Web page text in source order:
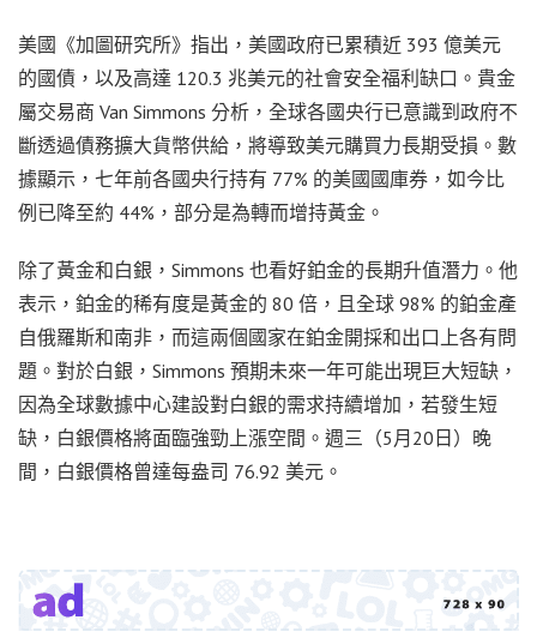
美國《加圖研究所》指出，美國政府已累積近 393 億美元
的國債，以及高達 120.3 兆美元的社會安全福利缺口。貴金
屬交易商 Van Simmons 分析，全球各國央行已意識到政府不
斷透過債務擴大貨幣供給，將導致美元購買力長期受損。數
據顯示，七年前各國央行持有 77% 的美國國庫券，如今比
例已降至約 44%，部分是為轉而增持黃金。
除了黃金和白銀，Simmons 也看好鉑金的長期升值潛力。他
表示，鉑金的稀有度是黃金的 80 倍，且全球 98% 的鉑金產
自俄羅斯和南非，而這兩個國家在鉑金開採和出口上各有問
題。對於白銀，Simmons 預期未來一年可能出現巨大短缺，
因為全球數據中心建設對白銀的需求持續增加，若發生短
缺，白銀價格將面臨強勁上漲空間。週三（5月20日）晚
間，白銀價格曾達每盎司 76.92 美元。